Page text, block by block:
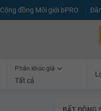
Cộng đồng Môi giới bPRO
Phân khúc giá
Tất cả
BẤT ĐỘNG